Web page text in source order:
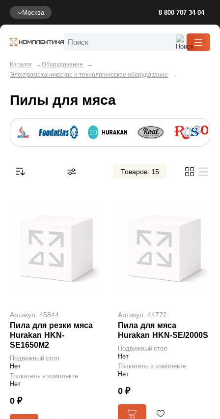
Москва 8 800 707 34 04
Каталог
Оборудование
Электромеханическое и технологическое оборудование
Пилы для мяса
Товаров: 15
Артикул: 45844
Пила для резки мяса
Hurakan HKN-
SE1650M2
Подвижный стол
Нет
Толкатель в комплекте
Нет
0 ₽
Артикул: 44772
Пила для мяса
Hurakan HKN-SE/2000S
Подвижный стол
Нет
Толкатель в комплекте
Нет
0 ₽